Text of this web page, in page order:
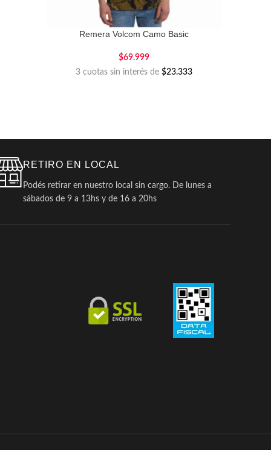
Remera Volcom Camo Basic
$69.999
3 cuotas sin interés de $23.333
RETIRO EN LOCAL
Podés retirar en nuestro local sin cargo. De lunes a
sábados de 9 a 13hs y de 16 a 20hs